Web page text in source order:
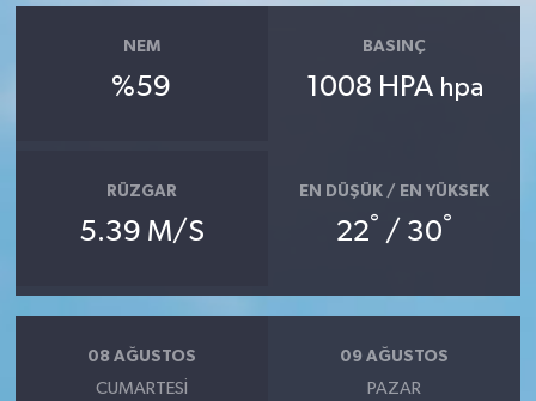
NEM
%59
BASINÇ
1008 HPA hpa
RÜZGAR
5.39 M/S
EN DÜŞÜK / EN YÜKSEK
22° / 30°
08 AĞUSTOS
CUMARTESI
09 AĞUSTOS
PAZAR